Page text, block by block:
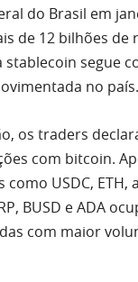
do Brasil em
de 12 bilhões de
stablecoin segue
no país.
os traders
com bitcoin.
USDC, ETH,
BUSD e ADA
com maior